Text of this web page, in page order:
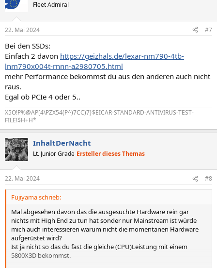
Fleet Admiral
22. Mai 2024 #7
Bei den SSDs:
Einfach 2 davon https://geizhals.de/lexar-nm790-4tb-
lnm790x004t-rnnn-a2980705.html
mehr Performance bekommst du aus den anderen auch nicht
raus.
Egal ob PCIe 4 oder 5..
X5O!P%@AP[4\PZX54(P^)7CC)7}$EICAR-STANDARD-ANTIVIRUS-TEST-
FILE!$H+H*
InhaltDerNacht
Lt. Junior Grade Ersteller dieses Themas
22. Mai 2024 #8
Fujiyama schrieb:
Mal abgesehen davon das die ausgesuchte Hardware rein gar
nichts mit High End zu tun hat sonder nur Mainstream ist würde
mich auch interessieren warum nicht die momentanen Hardware
aufgerüstet wird?
Ist ja nicht so das du fast die gleiche (CPU)Leistung mit einem
5800X3D bekommst.